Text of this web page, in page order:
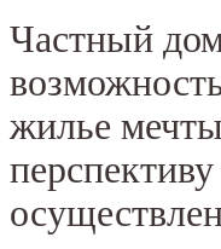
Частный
жилье